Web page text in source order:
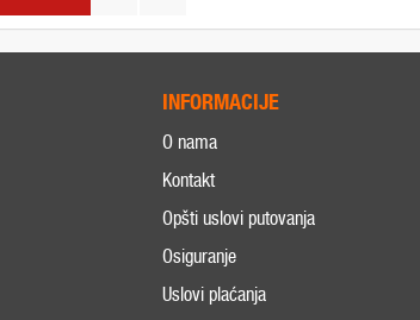
INFORMACIJE
O nama
Kontakt
Opšti uslovi putovanja
Osiguranje
Uslovi plaćanja